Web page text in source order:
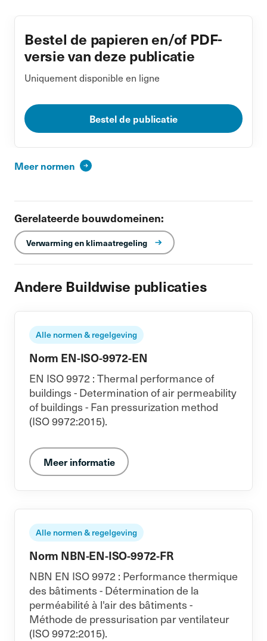
Bestel de papieren en/of PDF-
versie van deze publicatie
Uniquement disponible en ligne
Bestel de publicatie
Meer normen
Gerelateerde bouwdomeinen:
Verwarming en klimaatregeling
Andere Buildwise publicaties
Alle normen & regelgeving
Norm EN-ISO-9972-EN
EN ISO 9972 : Thermal performance of
buildings - Determination of air permeability
of buildings - Fan pressurization method
(ISO 9972:2015).
Meer informatie
Alle normen & regelgeving
Norm NBN-EN-ISO-9972-FR
NBN EN ISO 9972 : Performance thermique
des bâtiments - Détermination de la
perméabilité à l'air des bâtiments -
Méthode de pressurisation par ventilateur
(ISO 9972:2015).